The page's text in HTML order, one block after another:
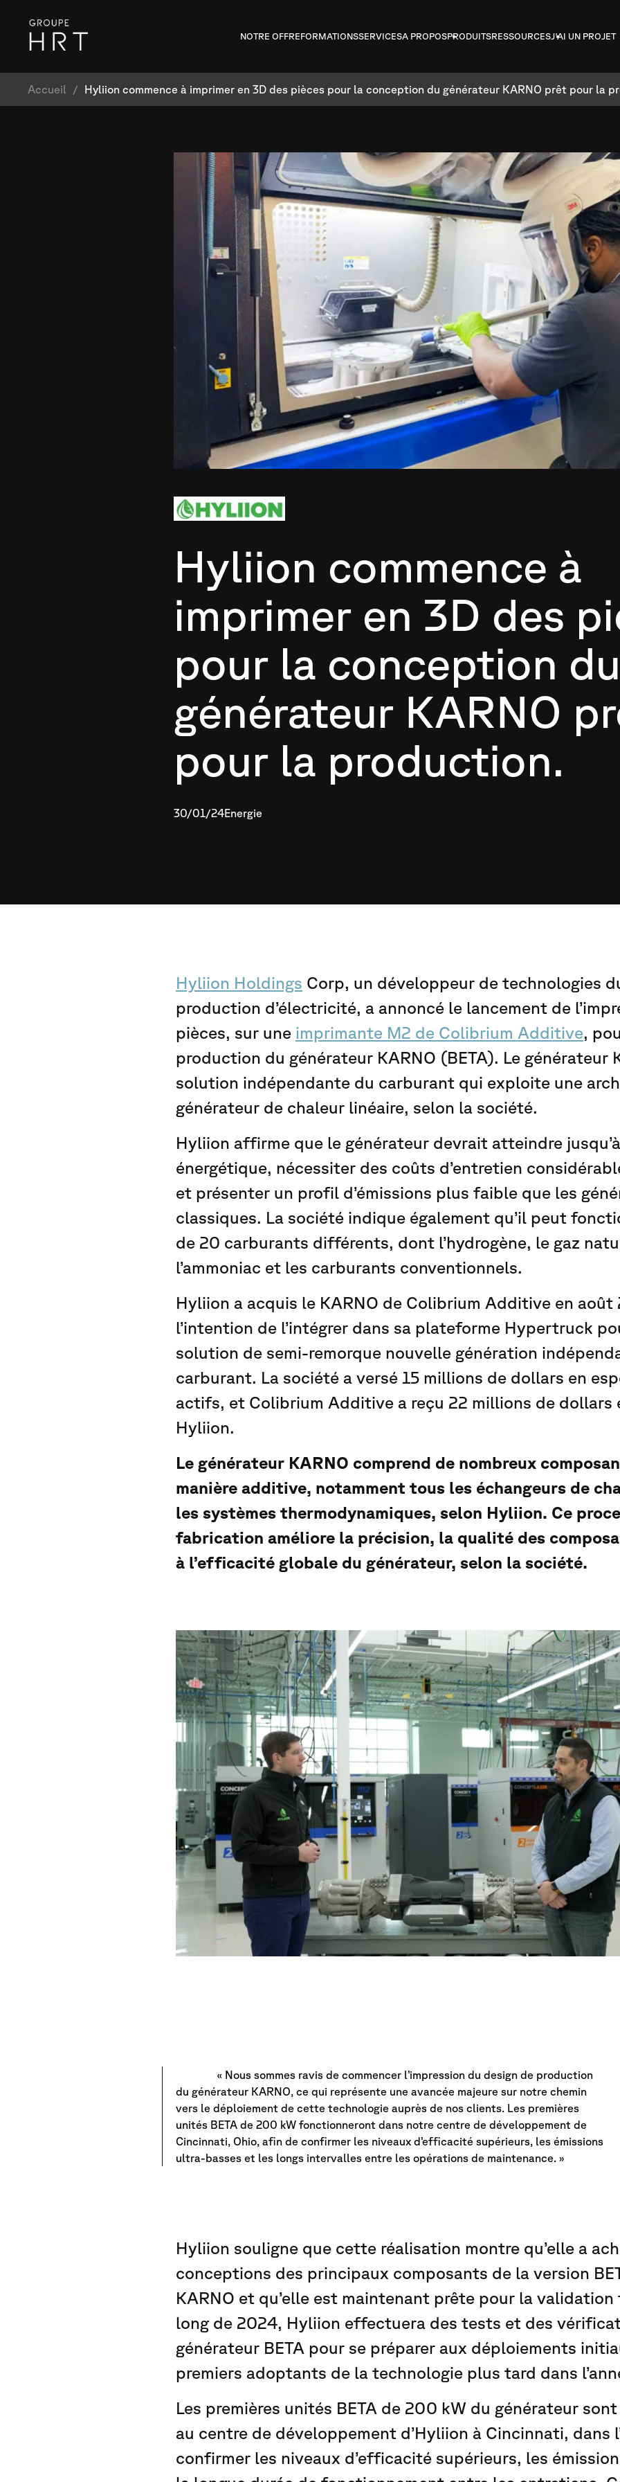
NOTRE OFFREFORMATIONSSERVICESA PROPOSPRODUITSRESSOURCESJ'AI UN PROJET
Accueil / Hyliion commence à imprimer en 3D des pièces pour la conception du générateur KARNO prêt pour la
Hyliion commence à
imprimer en 3D des
pour la conception du
générateur KARNO
pour la production.
30/01/24Energie
Hyliion Holdings Corp, un développeur de technologies
production d’électricité, a annoncé le lancement de
pièces, sur une imprimante M2 de Colibrium Additive,
production du générateur KARNO (BETA). Le générateur
solution indépendante du carburant qui exploite une
générateur de chaleur linéaire, selon la société.
Hyliion affirme que le générateur devrait atteindre
énergétique, nécessiter des coûts d’entretien
et présenter un profil d’émissions plus faible que les
classiques. La société indique également qu’il peut
de 20 carburants différents, dont l’hydrogène, le gaz
l’ammoniac et les carburants conventionnels.
Hyliion a acquis le KARNO de Colibrium Additive en août
l’intention de l’intégrer dans sa plateforme Hypertruck
solution de semi-remorque nouvelle génération
carburant. La société a versé 15 millions de dollars en
actifs, et Colibrium Additive a reçu 22 millions de dollars
Hyliion.
Le générateur KARNO comprend de nombreux
manière additive, notamment tous les échangeurs de
les systèmes thermodynamiques, selon Hyliion. Ce
fabrication améliore la précision, la qualité des
à l’efficacité globale du générateur, selon la société.
« Nous sommes ravis de commencer l’impression du design de production
du générateur KARNO, ce qui représente une avancée majeure sur notre chemin
vers le déploiement de cette technologie auprès de nos clients. Les premières
unités BETA de 200 kW fonctionneront dans notre centre de développement de
Cincinnati, Ohio, afin de confirmer les niveaux d’efficacité supérieurs, les émissions
ultra-basses et les longs intervalles entre les opérations de maintenance. »
Hyliion souligne que cette réalisation montre qu’elle a
conceptions des principaux composants de la version
KARNO et qu’elle est maintenant prête pour la
long de 2024, Hyliion effectuera des tests et des
générateur BETA pour se préparer aux déploiements
premiers adoptants de la technologie plus tard dans
Les premières unités BETA de 200 kW du générateur
au centre de développement d’Hyliion à Cincinnati, dans
confirmer les niveaux d’efficacité supérieurs, les